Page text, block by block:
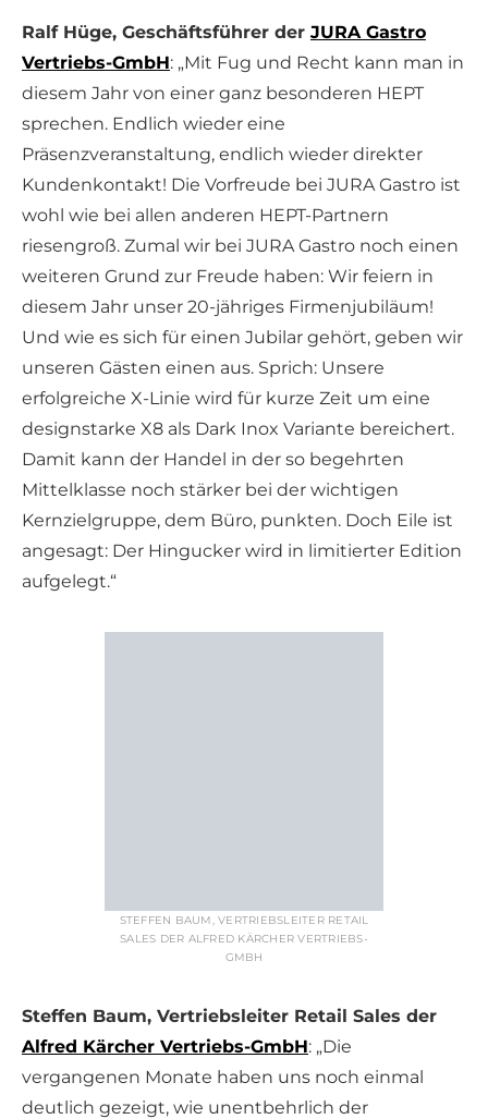
Ralf Hüge, Geschäftsführer der JURA Gastro
Vertriebs-GmbH: „Mit Fug und Recht kann man in
diesem Jahr von einer ganz besonderen HEPT
sprechen. Endlich wieder eine
Präsenzveranstaltung, endlich wieder direkter
Kundenkontakt! Die Vorfreude bei JURA Gastro ist
wohl wie bei allen anderen HEPT-Partnern
riesengroß. Zumal wir bei JURA Gastro noch einen
weiteren Grund zur Freude haben: Wir feiern in
diesem Jahr unser 20-jähriges Firmenjubiläum!
Und wie es sich für einen Jubilar gehört, geben wir
unseren Gästen einen aus. Sprich: Unsere
erfolgreiche X-Linie wird für kurze Zeit um eine
designstarke X8 als Dark Inox Variante bereichert.
Damit kann der Handel in der so begehrten
Mittelklasse noch stärker bei der wichtigen
Kernzielgruppe, dem Büro, punkten. Doch Eile ist
angesagt: Der Hingucker wird in limitierter Edition
aufgelegt.“
STEFFEN BAUM, VERTRIEBSLEITER RETAIL
SALES DER ALFRED KÄRCHER VERTRIEBS-
GMBH
Steffen Baum, Vertriebsleiter Retail Sales der
Alfred Kärcher Vertriebs-GmbH: „Die
vergangenen Monate haben uns noch einmal
deutlich gezeigt, wie unentbehrlich der